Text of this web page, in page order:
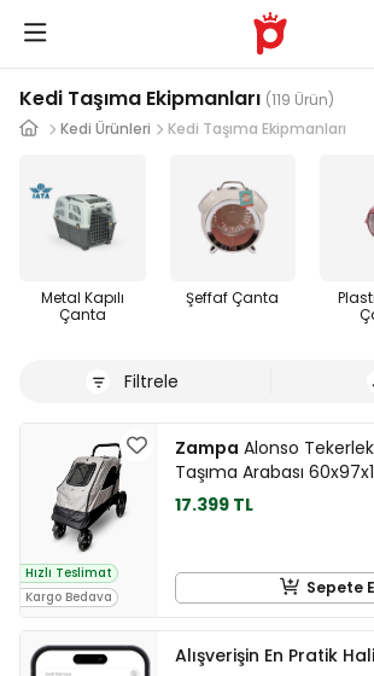
Kedi Taşıma Ekipmanları (119 Ürün)
Kedi Ürünleri
Kedi Taşıma Ekipmanları
Metal Kapılı
Çanta
Şeffaf Çanta
Filtrele
Hızlı Teslimat
Kargo Bedava
Zampa Alonso
Taşıma Arabası
17.399 TL
Sepete
Alışverişin En Pratik Hali